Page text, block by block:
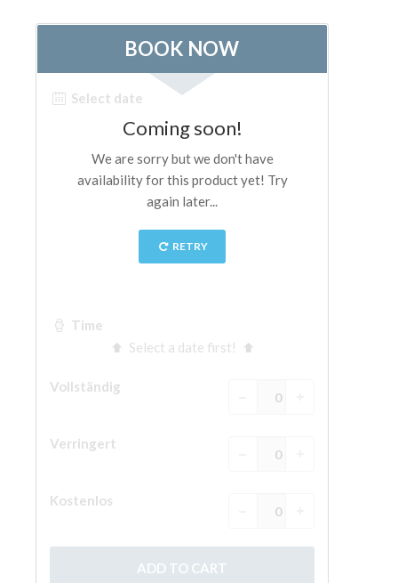
Vasari Corridor
Palazzo Vecchio
Santa Maria Novella
Santa Croce
Jetzt buchen
Eine Geführte Tour buchen
ENGLISH